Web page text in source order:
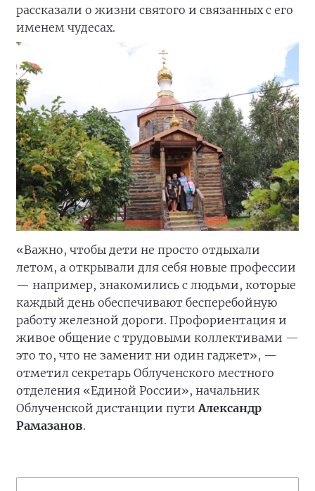
рассказали о жизни святого и связанных с его
именем чудесах.
«Важно, чтобы дети не просто отдыхали
летом, а открывали для себя новые профессии
— например, знакомились с людьми, которые
каждый день обеспечивают бесперебойную
работу железной дороги. Профориентация и
живое общение с трудовыми коллективами —
это то, что не заменит ни один гаджет», —
отметил секретарь Облученского местного
отделения «Единой России», начальник
Облученской дистанции путиАлександр
Рамазанов.